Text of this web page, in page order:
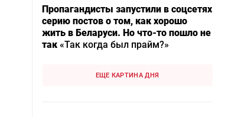
Пропагандисты запустили в соцсетях
серию постов о том, как хорошо
жить в Беларуси. Но что-то пошло не
так «Так когда был прайм?»
ЕЩЕ КАРТИНА ДНЯ